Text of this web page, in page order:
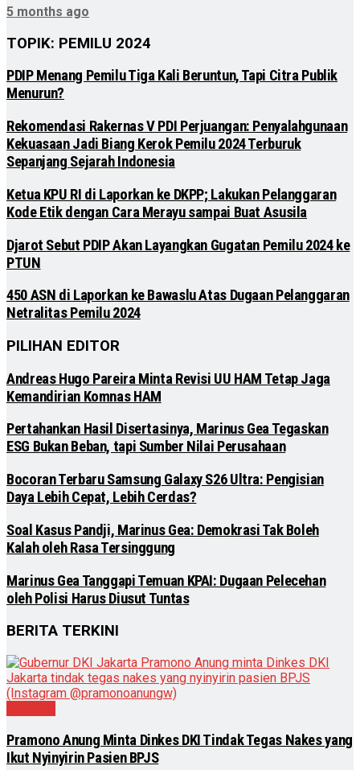
5 months ago
TOPIK: PEMILU 2024
PDIP Menang Pemilu Tiga Kali Beruntun, Tapi Citra Publik
Menurun?
Rekomendasi Rakernas V PDI Perjuangan: Penyalahgunaan
Kekuasaan Jadi Biang Kerok Pemilu 2024 Terburuk
Sepanjang Sejarah Indonesia
Ketua KPU RI di Laporkan ke DKPP; Lakukan Pelanggaran
Kode Etik dengan Cara Merayu sampai Buat Asusila
Djarot Sebut PDIP Akan Layangkan Gugatan Pemilu 2024 ke
PTUN
450 ASN di Laporkan ke Bawaslu Atas Dugaan Pelanggaran
Netralitas Pemilu 2024
PILIHAN EDITOR
Andreas Hugo Pareira Minta Revisi UU HAM Tetap Jaga
Kemandirian Komnas HAM
Pertahankan Hasil Disertasinya, Marinus Gea Tegaskan
ESG Bukan Beban, tapi Sumber Nilai Perusahaan
Bocoran Terbaru Samsung Galaxy S26 Ultra: Pengisian
Daya Lebih Cepat, Lebih Cerdas?
Soal Kasus Pandji, Marinus Gea: Demokrasi Tak Boleh
Kalah oleh Rasa Tersinggung
Marinus Gea Tanggapi Temuan KPAI: Dugaan Pelecehan
oleh Polisi Harus Diusut Tuntas
BERITA TERKINI
Pramono Anung Minta Dinkes DKI Tindak Tegas Nakes yang
Ikut Nyinyirin Pasien BPJS